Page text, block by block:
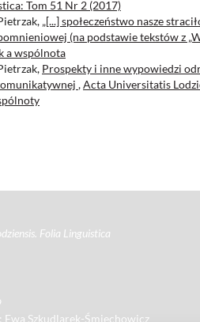
Tom 51 Nr 2 (2017)
„[...] społeczeństwo nasze
(na podstawie tekstów z
a wspólnota
Prospekty i inne wypowiedzi
,Acta Universitatis
Folia Linguistica
Ewa Szkudlarek-Śmiechowicz